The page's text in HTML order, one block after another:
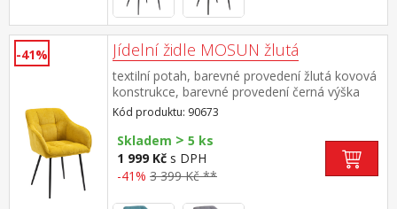
-41% Jídelní židle MOSUN žlutá
textilní potah, barevné provedení žlutá kovová
konstrukce, barevné provedení černá výška
sedu 48 cm doporučená nosnost do 120 kg
Kód produktu: 90673
Skladem > 5 ks
1 999 Kč s DPH
-41% 3 399 Kč **